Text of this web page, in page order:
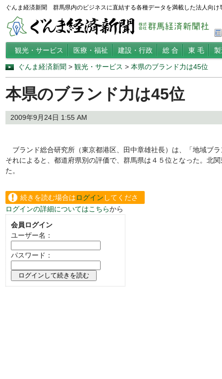
ぐんま経済新聞 群馬県内のビジネスに直結する各種データを満載した法人向け
観光・サービス 医療・福祉 建設・行政 総 合 東 毛
ぐんま経済新聞 > 観光・サービス > 本県のブランド力は45位
本県のブランド力は45位
2009年9月24日 1:55 AM
ブランド総合研究所（東京都港区、田中章雄社長）は、「地域ブ
それによると、都道府県別の評価で、群馬県は４５位となった。北
た。
続きを読む場合はログイン してくださ
い。
ログインの詳細についてはこちらから
会員ログイン
ユーザー名：
パスワード：